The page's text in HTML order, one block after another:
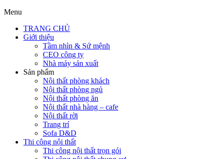
Menu
TRANG CHỦ
Giới thiệu
Tầm nhìn & Sứ mệnh
CEO công ty
Nhà máy sản xuất
Sản phẩm
Nội thất phòng khách
Nội thất phòng ngủ
Nội thất phòng ăn
Nội thất nhà hàng – cafe
Nội thất rời
Trang trí
Sofa D&D
Thi công nội thất
Thi công nội thất trọn gói